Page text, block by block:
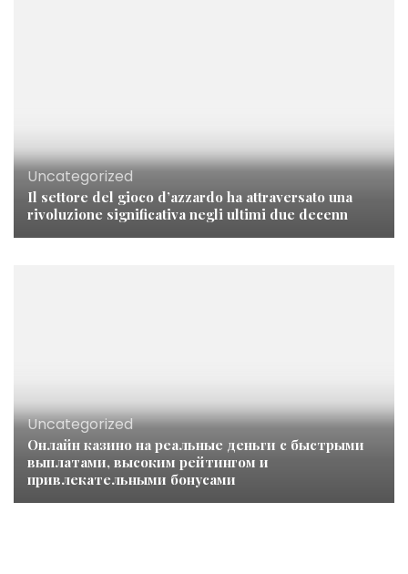
Uncategorized
Il settore del gioco d’azzardo ha attraversato una
rivoluzione significativa negli ultimi due decenn
Uncategorized
Онлайн казино на реальные деньги с быстрыми
выплатами, высоким рейтингом и
привлекательными бонусами